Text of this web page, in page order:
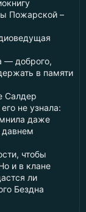
Пожарской –
— доброго,
в памяти
Салдер
не узнала:
даже
давнем
чтобы
и в клане
ли
Бездна